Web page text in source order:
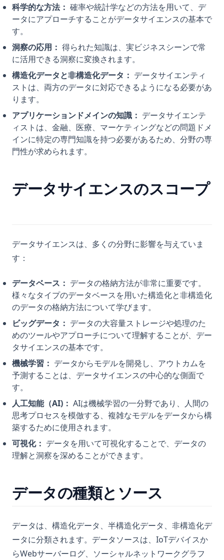
科学的な方法： 確率や統計学などの方法を用いて、デ
ータにアプローチすることがデータサイエンスの基本で
す。
洞察の応用： 得られた知識は、実ビジネスシーンで常
に活用できる洞察に変換されます。
構造化データと非構造化データ： データサイエンティ
ストは、両方のデータに対応できるようになる必要があ
ります。
アプリケーションドメインの知識： データサイエンテ
ィストは、金融、医療、マーケティングなどの問題ドメ
インに特定の専門知識を持つ必要があるため、分野の専
門性が求められます。
データサイエンスのスコープ
データサイエンスは、多くの分野に影響を与えていま
す：
データベース： データの格納方法が非常に重要です。
様々なタイプのデータベースを用いた構造化と非構造化
のデータの格納方法について学びます。
ビッグデータ： データの大容量ストレージや処理のた
めのツールやアプローチについて理解することが、デー
タサイエンスの基本です。
機械学習： データからモデルを開発し、アウトカムを
予測することは、データサイエンスの中心的な側面で
す。
人工知能（AI)： AIは機械学習の一分野であり、人間の
思考プロセスを模倣する、複雑なモデルをデータから構
築するために使用されます。
可視化： データを用いて可視化することで、データの
理解と洞察を深めることができます。
データの種類とソース
データは、構造化データ、半構造化データ、非構造化デ
ータに分類されます。データソースは、IoTデバイスか
らWebサーバーログ、ソーシャルネットワークグラフ